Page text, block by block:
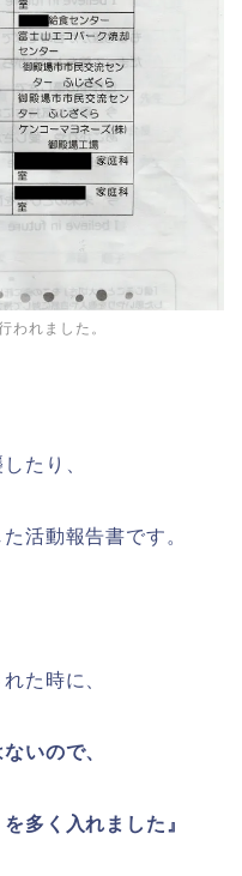
われました。
たり、
活動報告書です。
た時に、
いので、
多く入れました』